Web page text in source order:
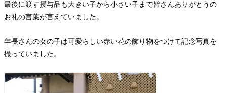
最後に渡す授与品も大きい子から小さい子まで皆さんありがとうの
お礼の言葉が言えていました。
年長さんの女の子は可愛らしい赤い花の飾り物をつけて記念写真を
撮っていました。